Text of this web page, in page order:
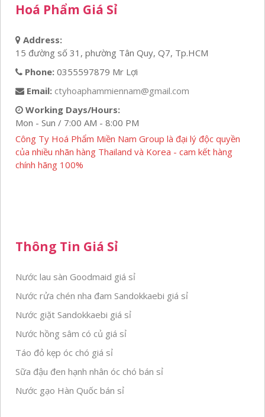
Hoá Phẩm Giá Sỉ
Address:
15 đường số 31, phường Tân Quy, Q7, Tp.HCM
Phone: 0355597879 Mr Lợi
Email: ctyhoaphammiennam@gmail.com
Working Days/Hours:
Mon - Sun / 7:00 AM - 8:00 PM
Công Ty Hoá Phẩm Miền Nam Group là đại lý độc quyền
của nhiều nhãn hàng Thailand và Korea - cam kết hàng
chính hãng 100%
Thông Tin Giá Sỉ
Nước lau sàn Goodmaid giá sỉ
Nước rửa chén nha đam Sandokkaebi giá sỉ
Nước giặt Sandokkaebi giá sỉ
Nước hồng sâm có củ giá sỉ
Táo đỏ kẹp óc chó giá sỉ
Sữa đậu đen hạnh nhân óc chó bán sỉ
Nước gạo Hàn Quốc bán sỉ